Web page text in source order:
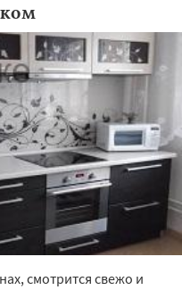
смотрится свежо и